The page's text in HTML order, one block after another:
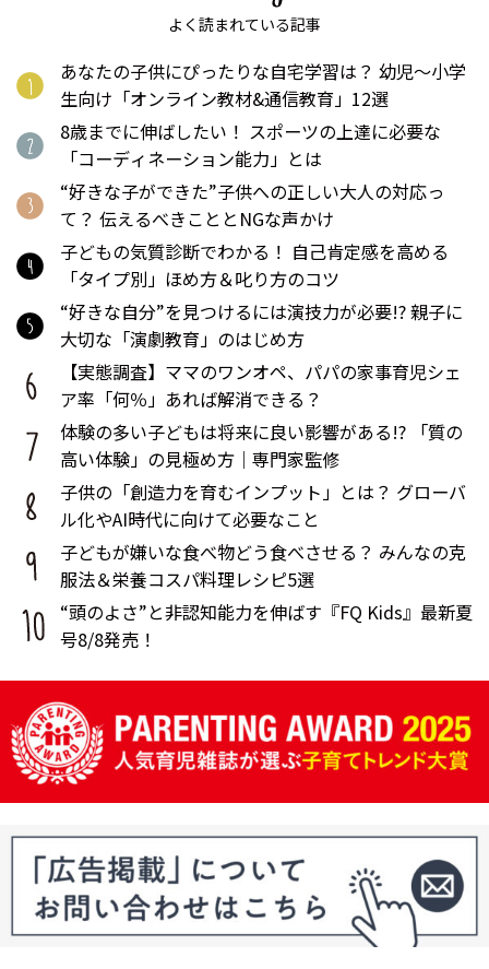
よく読まれている記事
あなたの子供にぴったりな自宅学習は？ 幼児〜小学
生向け「オンライン教材&通信教育」12選
8歳までに伸ばしたい！ スポーツの上達に必要な
「コーディネーション能力」とは
“好きな子ができた”子供への正しい大人の対応っ
て？ 伝えるべきこととNGな声かけ
子どもの気質診断でわかる！ 自己肯定感を高める
「タイプ別」ほめ方＆叱り方のコツ
“好きな自分”を見つけるには演技力が必要!? 親子に
大切な「演劇教育」のはじめ方
【実態調査】ママのワンオペ、パパの家事育児シェ
ア率「何％」あれば解消できる？
体験の多い子どもは将来に良い影響がある!? 「質の
高い体験」の見極め方｜専門家監修
子供の「創造力を育むインプット」とは？ グローバ
ル化やAI時代に向けて必要なこと
子どもが嫌いな食べ物どう食べさせる？ みんなの克
服法＆栄養コスパ料理レシピ5選
“頭のよさ”と非認知能力を伸ばす『FQ Kids』最新夏
号8/8発売！